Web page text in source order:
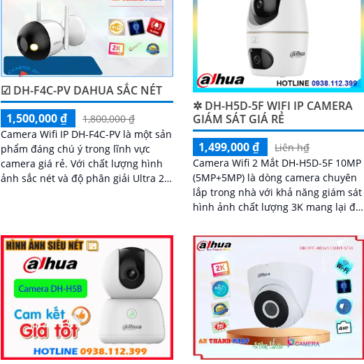
☑ DH-F4C-PV DAHUA SẮC NÉT
1,500,000 ₫
1,800,000 ₫
Camera Wifi IP DH-F4C-PV là một sản
phẩm đáng chú ý trong lĩnh vực
camera giá rẻ. Với chất lượng hình
ảnh sắc nét và độ phân giải Ultra 2k,
✲ DH-H5D-5F WIFI IP CAMERA
GIÁM SÁT GIÁ RẺ
1,499,000 ₫
Liên h₫
Camera Wifi 2 Mắt DH-H5D-5F 10MP
(5MP+5MP) là dòng camera chuyên
lắp trong nhà với khả năng giám sát
hình ảnh chất lượng 3K mang lại độ
màu sắc chân thực. Camera wifi DH-
H5D-5F còn giúp đảm bảo an ninh
hiệu quả với tính năng phát hiện
người và thú cưng với độ chính xác